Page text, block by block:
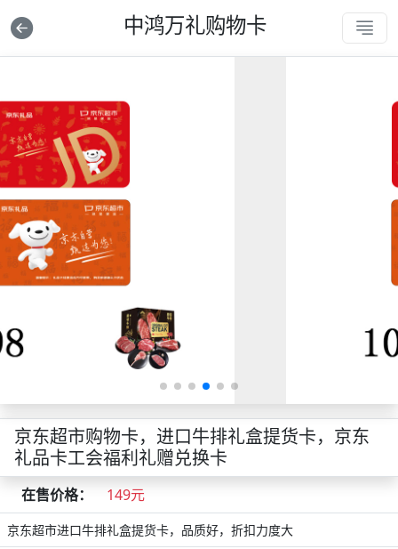
中鸿万礼购物卡
京东超市购物卡，进口牛排礼盒提货卡，京东
礼品卡工会福利礼赠兑换卡
在售价格： 149元
京东超市进口牛排礼盒提货卡，品质好，折扣力度大